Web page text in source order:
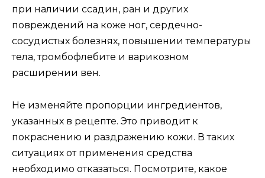
при наличии ссадин, ран и других
повреждений на коже ног, сердечно-
сосудистых болезнях, повышении температуры
тела, тромбофлебите и варикозном
расширении вен.
Не изменяйте пропорции ингредиентов,
указанных в рецепте. Это приводит к
покраснению и раздражению кожи. В таких
ситуациях от применения средства
необходимо отказаться. Посмотрите, какое